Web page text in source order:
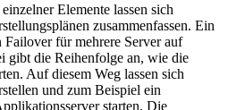
Elemente lassen sich
zusammenfassen. Ein
für mehrere Server auf
gibt die Reihenfolge an, wie die
Auf diesem Weg lassen sich
und zum Beispiel ein
starten. Die